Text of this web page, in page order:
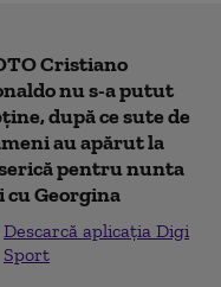
Cristiano
nu s-a putut
după ce sute de
au apărut la
pentru nunta
cu Georgina
Descarcă aplicația Digi
Sport